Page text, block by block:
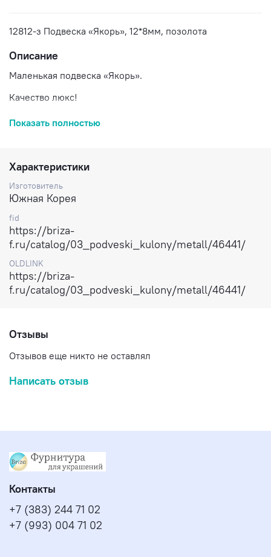
12812-з Подвеска «Якорь», 12*8мм, позолота
Описание
Маленькая подвеска «Якорь».
Качество люкс!
Материал: Латунь.
Размер: 12*8 мм
Толщина: 1,2 мм
Цена: за 1 штуку.
Доставка по России.
Показать полностью
Характеристики
Изготовитель
Южная Корея
fid
https://briza-
f.ru/catalog/03_podveski_kulony/metall/46441/
OLDLINK
https://briza-
f.ru/catalog/03_podveski_kulony/metall/46441/
Отзывы
Отзывов еще никто не оставлял
Написать отзыв
Контакты
+7 (383) 244 71 02
+7 (993) 004 71 02